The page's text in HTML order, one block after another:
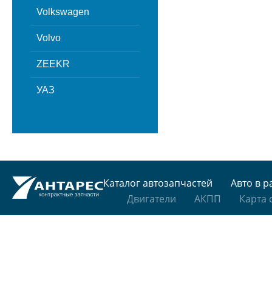
Volkswagen
Volvo
ZEEKR
УАЗ
Каталог автозапчастей
Авто в
Двигатели
АКПП Карта